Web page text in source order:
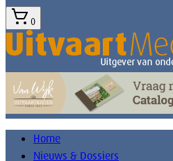
0
Home
Nieuws & Dossiers